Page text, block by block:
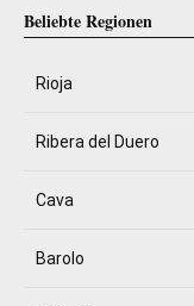
Beliebte Regionen
Rioja
Ribera del Duero
Cava
Barolo